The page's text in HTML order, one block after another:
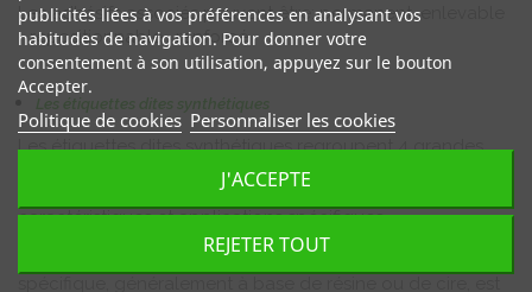
Les adhésifs associés peuvent être: permanent, enlevable
- repositionnable, renforcé
Les étiquettes dites synthétiques
Les étiquettes dites synthétiques regroupent 4 grandes
familles d'étiquettes: polyester, polypropylène,
polyéthylène et vinyle, toutes avec leurs propres
caractéristiques et applications spécifiques.
Pour imprimer sur ces matériaux synthétiques, une encre
publicités liées à vos préférences en analysant vos
habitudes de navigation. Pour donner votre
consentement à son utilisation, appuyez sur le bouton
Accepter.
Politique de cookies Personnaliser les cookies
REJETER TOUT
J'ACCEPTE